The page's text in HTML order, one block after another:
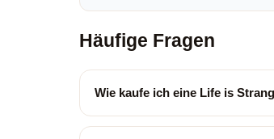
Häufige Fragen
Wie kaufe ich eine Life is